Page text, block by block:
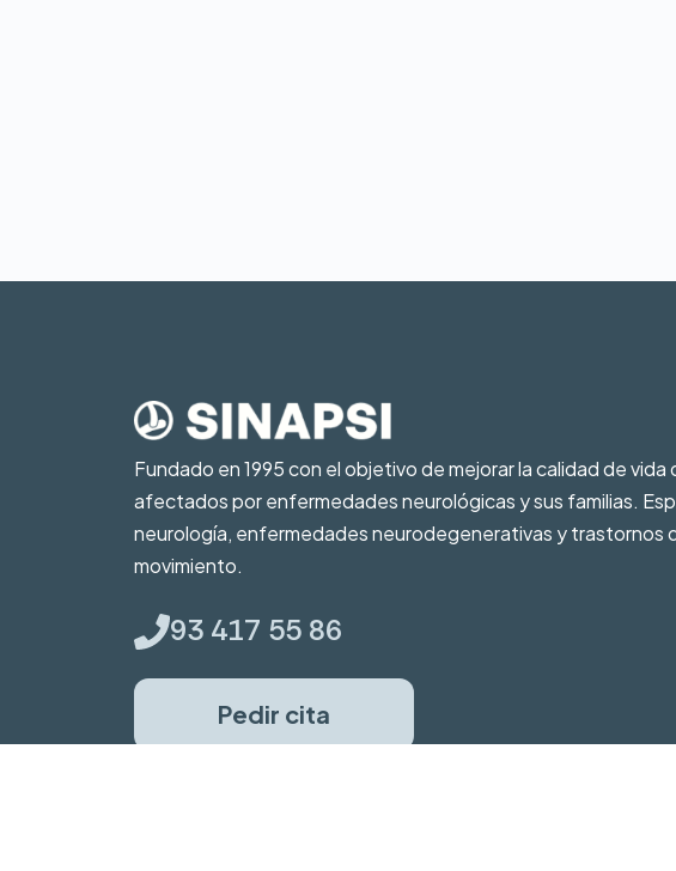
Fundado en 1995 con el objetivo de mejorar la calidad de vida
afectados por enfermedades neurológicas y sus familias.
neurología, enfermedades neurodegenerativas y trastornos
movimiento.
93 417 55 86
Pedir cita